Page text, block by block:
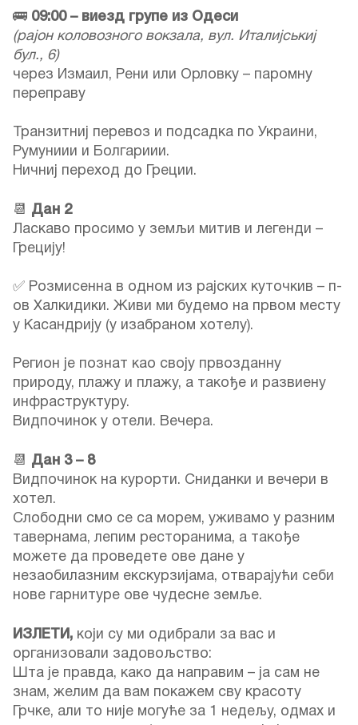
🚌 09:00 – виезд групе из Одеси
(рајон коловозного вокзала, вул. Италијськиј
бул., 6)
через Измаил, Рени или Орловку – паромну
переправу
Транзитниј перевоз и подсадка по Украини,
Румуниии и Болгариии.
Ничниј переход до Греции.
📆 Дан 2
Ласкаво просимо у земљи митив и легенди –
Грецију!
✅ Розмисенна в одном из рајских куточкив – п-
ов Халкидики. Живи ми будемо на првом месту
у Касандрију (у изабраном хотелу).
Регион је познат као своју првозданну
природу, плажу и плажу, а такође и развиену
инфраструктуру.
Видпочинок у отели. Вечера.
📆 Дан 3 – 8
Видпочинок на курорти. Сниданки и вечери в
хотел.
Слободни смо се са морем, уживамо у разним
тавернама, лепим ресторанима, а такође
можете да проведете ове дане у
незаобилазним екскурзијама, отварајући себи
нове гарнитуре ове чудесне земље.
ИЗЛЕТИ, који су ми одибрали за вас и
организовали задовољство:
Шта је правда, како да направим – ја сам не
знам, желим да вам покажем сву красоту
Грчке, али то није могуће за 1 недељу, одмах и